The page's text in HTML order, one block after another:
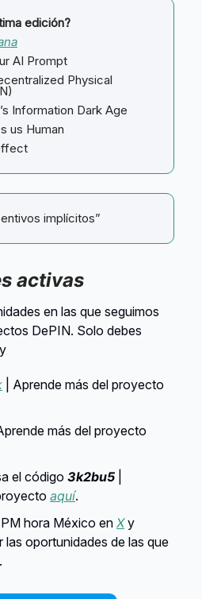
edición?
AI Prompt
Physical
Information Dark Age
us Human
implícitos”
activas
en las que seguimos
DePIN. Solo debes
| Aprende más del proyecto
más del proyecto
el código 3k2bu5
aquí.
hora México en Xy
las oportunidades de las que